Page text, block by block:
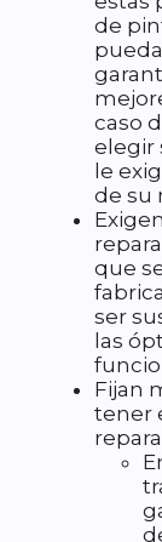
de
caso
elegir
le
de su
que
ser
las
Fijan
tener